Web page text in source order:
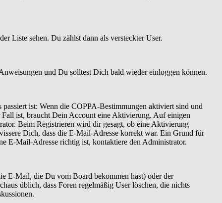
Liste sehen. Du zählst dann als versteckter User.
und Du solltest Dich bald wieder einloggen können.
ist: Wenn die COPPA-Bestimmungen aktiviert sind und
ist, braucht Dein Account eine Aktivierung. Auf einigen
Beim Registrieren wird dir gesagt, ob eine Aktivierung
Dich, dass die E-Mail-Adresse korrekt war. Ein Grund für
E-Mail-Adresse richtig ist, kontaktiere den Administrator.
E-Mail, die Du vom Board bekommen hast) oder der
üblich, dass Foren regelmäßig User löschen, die nichts